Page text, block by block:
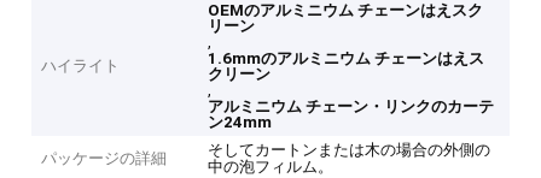
ハイライト
OEMのアルミニウム チェーンはえスク
リーン
,
1.6mmのアルミニウム チェーンはえス
クリーン
,
アルミニウム チェーン・リンクのカーテ
ン24mm
パッケージの詳細
そしてカートンまたは木の場合の外側の
中の泡フィルム。